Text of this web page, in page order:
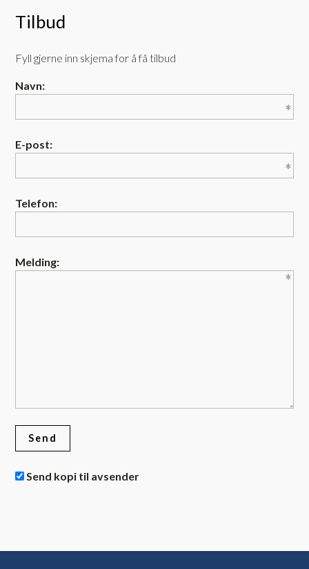
Tilbud
Fyll gjerne inn skjema for å få tilbud
Navn:
E-post:
Telefon:
Melding:
Send kopi til avsender